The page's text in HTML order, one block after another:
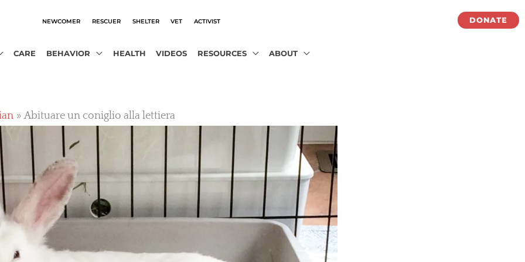
NEWCOMER RESCUER SHELTER VET ACTIVIST DONATE
CARE BEHAVIOR HEALTH VIDEOS RESOURCES ABOUT
Abituare un coniglio alla lettiera